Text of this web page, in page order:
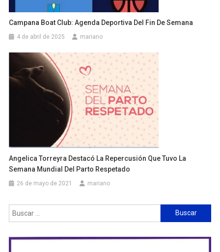
Campana Boat Club: Agenda Deportiva Del Fin De Semana
4 de abril de 2025 mariano
Angelica Torreyra Destacó La Repercusión Que Tuvo La
Semana Mundial Del Parto Respetado
26 de mayo de 2021 mariano
Buscar: